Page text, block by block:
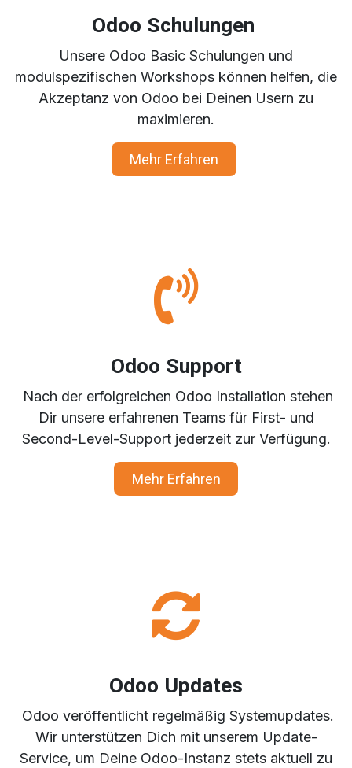
Odoo Schulungen
Unsere Odoo Basic Schulungen und
modulspezifischen Workshops können helfen, die
Akzeptanz von Odoo bei Deinen Usern zu
maximieren.
Mehr Erfahren
Odoo Support
Nach der erfolgreichen Odoo Installation stehen
Dir unsere erfahrenen Teams für First- und
Second-Level-Support jederzeit zur Verfügung.
Mehr Erfahren
Odoo Updates
Odoo veröffentlicht regelmäßig Systemupdates.
Wir unterstützen Dich mit unserem Update-
Service, um Deine Odoo-Instanz stets aktuell zu